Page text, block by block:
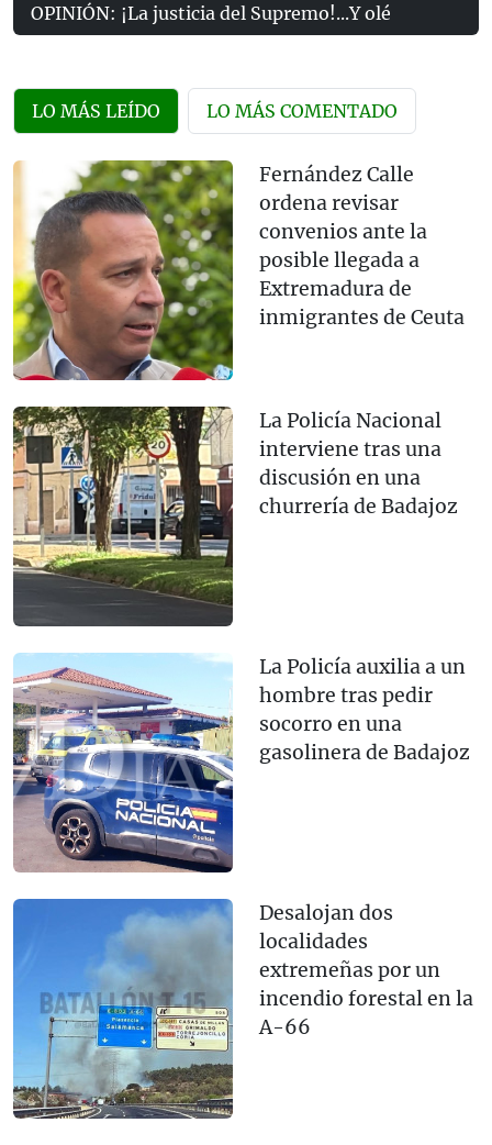
OPINIÓN: ¡La justicia del Supremo!...Y olé
LO MÁS LEÍDO LO MÁS COMENTADO
Fernández Calle
ordena revisar
convenios ante la
posible llegada a
Extremadura de
inmigrantes de Ceuta
La Policía Nacional
interviene tras una
discusión en una
churrería de Badajoz
La Policía auxilia a un
hombre tras pedir
socorro en una
gasolinera de Badajoz
Desalojan dos
localidades
extremeñas por un
incendio forestal en la
A-66